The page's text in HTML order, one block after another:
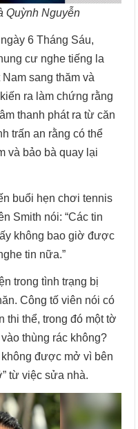
Quỳnh Nguyễn
6 Tháng Sáu,
cư nghe tiếng la
sang thăm và
ra làm chứng rằng
thanh phát ra từ căn
trấn an rằng có thể
và bảo bà quay lại
buổi hẹn chơi tennis
Smith nói: “Các tin
không bao giờ được
tin nữa.”
trong tình trạng bị
Công tố viên nói có
thi thể, trong đó một tờ
thùng rác không?
không được mở vì bên
từ việc sửa nhà.